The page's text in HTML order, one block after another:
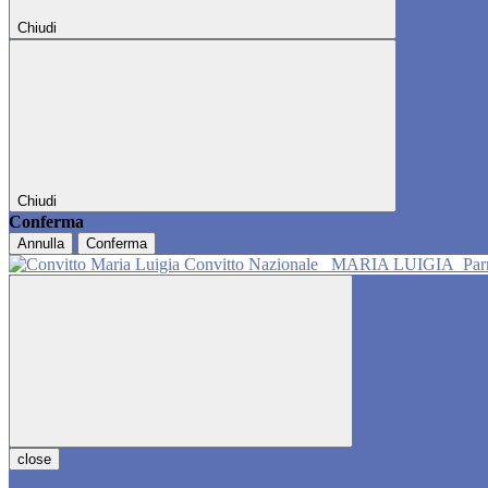
Chiudi
Chiudi
Conferma
Annulla Conferma
Convitto Nazionale MARIA LUIGIA
close